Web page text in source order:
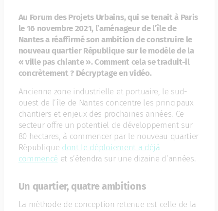
Au Forum des Projets Urbains, qui se tenait à Paris
le 16 novembre 2021, l’aménageur de l’île de
Nantes a réaffirmé son ambition de construire le
nouveau quartier République sur le modèle de la
« ville pas chiante ». Comment cela se traduit-il
concrètement ? Décryptage en vidéo.
Ancienne zone industrielle et portuaire, le sud-
ouest de l’île de Nantes concentre les principaux
chantiers et enjeux des prochaines années. Ce
secteur offre un potentiel de développement sur
80 hectares, à commencer par le nouveau quartier
République dont le déploiement a déjà
commencé et s’étendra sur une dizaine d’années.
Un quartier, quatre ambitions
La méthode de conception retenue est celle de la